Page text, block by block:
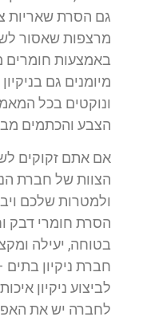
גם הסרת שאריות
מרצפות שאסור
באמצעות חומרים
מיומנים גם
ונוקטים בכל
הצבע והכתמים
אם אתם זקוקים
הצוות של חברת
ולמטרות שלכם
הסרת חומרי דבק
בטוחה, יעילה
חברת ניקיון
לביצוע ניקיון
לחברה יש את